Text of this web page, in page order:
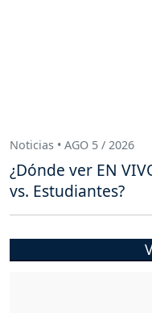
Noticias • AGO 5 / 2026
¿Dónde ver EN
vs. Estudiantes?